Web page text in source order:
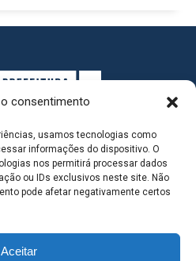
consentimento
usamos tecnologias como
informações do dispositivo. O
nos permitirá processar dados
ou IDs exclusivos neste site. Não
pode afetar negativamente certos
Aceitar